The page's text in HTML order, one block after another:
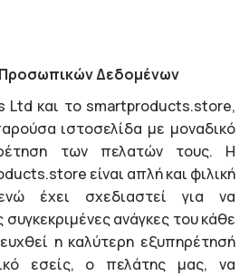
Δεδομένων
Ltd και το smartproducts.store,
ιστοσελίδα με μοναδικό
των πελατών τους. Η
είναι απλή και φιλική
έχει σχεδιαστεί για να
συγκεκριμένες ανάγκες του κάθε
η καλύτερη εξυπηρέτησή
εσείς, ο πελάτης μας, να